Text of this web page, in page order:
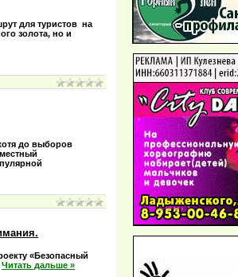
для туристов на
золота, но и
до выборов
«Безопасный
Читать дальше »